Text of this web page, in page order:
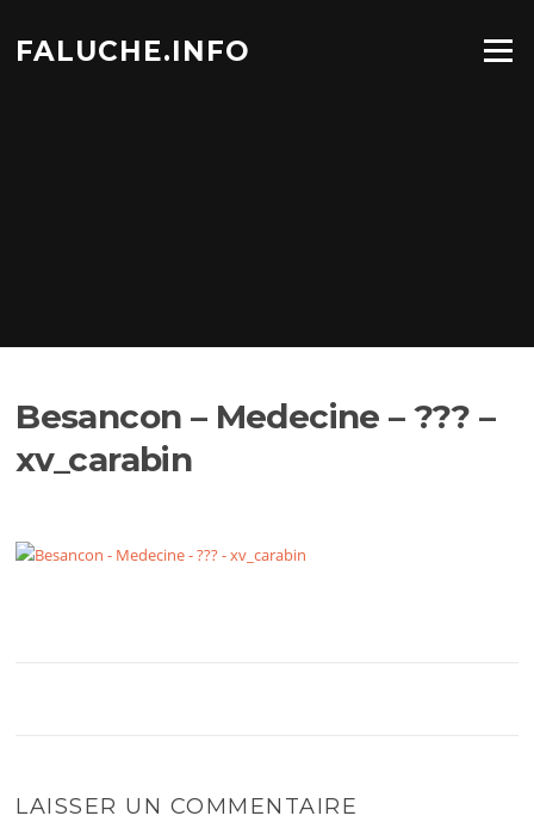
contenu
FALUCHE.INFO Menu
Besancon – Medecine – ??? –
xv_carabin
LAISSER UN COMMENTAIRE